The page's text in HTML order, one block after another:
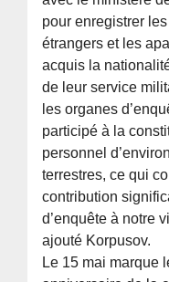
pour enregistrer
étrangers et les
acquis la
de leur service
les organes
participé à la
personnel
terrestres, ce qui
contribution
d’enquête à notre
ajouté Korpusov.
Le 15 mai marque